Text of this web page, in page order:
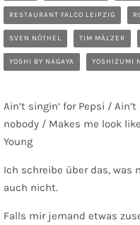
RESTAURANT FALCO LEIPZIG
SVEN NÖTHEL TIM MÄLZER
YOSHI BY NAGAYA YOSHIZUMI
Ain’t singin‘ for Pepsi /
nobody / Makes me look
Young
Ich schreibe über das, was
auch nicht.
Falls mir jemand etwas